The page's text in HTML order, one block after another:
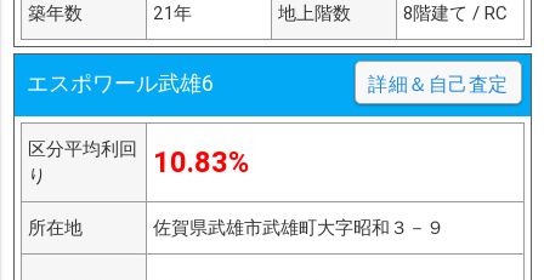
築年数 21年 地上階数 8階建て / RC
エスポワール武雄6 詳細＆自己査定
区分平均利回
り
10.83%
所在地 佐賀県武雄市武雄町大字昭和３－９